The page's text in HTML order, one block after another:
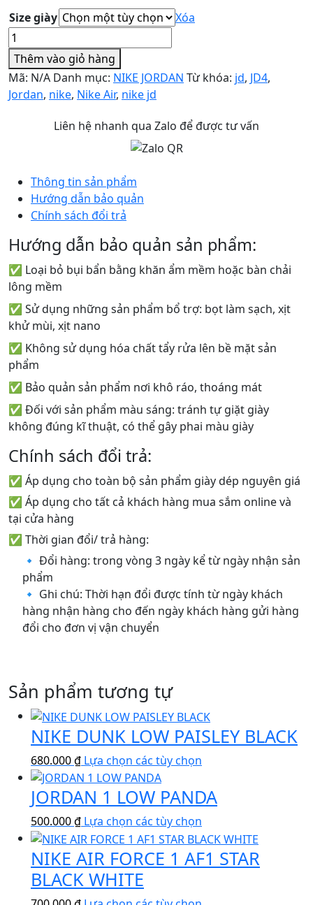
Size giày
Xóa
Nike
Air
Jordan
4
Retro
'Seafoam'
Thêm vào giỏ hàng
Mã: N/A Danh mục: NIKE JORDAN Từ khóa: jd, JD4,
Jordan, nike, Nike Air, nike jd
Liên hệ nhanh qua Zalo để được tư vấn
Thông tin sản phẩm
Hướng dẫn bảo quản
Chính sách đổi trả
Hướng dẫn bảo quản sản phẩm:
✅ Loại bỏ bụi bẩn bằng khăn ẩm mềm hoặc bàn chải
lông mềm
✅ Sử dụng những sản phẩm bổ trợ: bọt làm sạch, xịt
khử mùi, xịt nano
✅ Không sử dụng hóa chất tẩy rửa lên bề mặt sản
phẩm
✅ Bảo quản sản phẩm nơi khô ráo, thoáng mát
✅ Đối với sản phẩm màu sáng: tránh tự giặt giày
không đúng kĩ thuật, có thể gây phai màu giày
Chính sách đổi trả:
✅ Áp dụng cho toàn bộ sản phẩm giày dép nguyên giá
✅ Áp dụng cho tất cả khách hàng mua sắm online và
tại cửa hàng
✅ Thời gian đổi/ trả hàng:
🔹 Đổi hàng: trong vòng 3 ngày kể từ ngày nhận sản
phẩm
🔹 Ghi chú: Thời hạn đổi được tính từ ngày khách
hàng nhận hàng cho đến ngày khách hàng gửi hàng
đổi cho đơn vị vận chuyển
Sản phẩm tương tự
NIKE DUNK LOW PAISLEY BLACK
680.000₫ Lựa chọn các tùy chọn
này
có
nhiều
biến
thể.
JORDAN 1 LOW PANDA
500.000₫ Lựa chọn các tùy chọn
phẩm
này
có
NIKE AIR FORCE 1 AF1 STAR
BLACK WHITE